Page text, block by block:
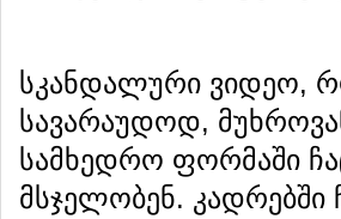
სკანდალური ვიდეო,
სავარაუდოდ,
სამხედრო ფორმაში
მსჯელობენ.